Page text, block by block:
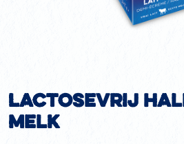
Lactosevrij
melk